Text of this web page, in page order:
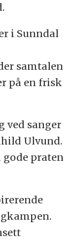
i Sunndal
samtalen
på en frisk
ved sanger
Ulvund.
praten